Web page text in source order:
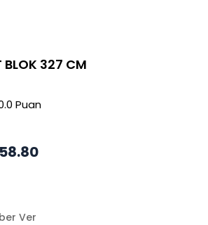
BLOK 327 CM
Ver